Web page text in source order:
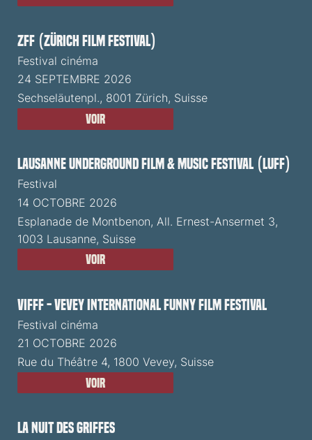
ZFF (Zürich Film Festival)
Festival cinéma
24 SEPTEMBRE 2026
Sechseläutenpl., 8001 Zürich, Suisse
Voir
Lausanne Underground Film & Music Festival (LUFF)
Festival
14 OCTOBRE 2026
Esplanade de Montbenon, All. Ernest-Ansermet 3,
1003 Lausanne, Suisse
Voir
VIFFF - Vevey International Funny Film Festival
Festival cinéma
21 OCTOBRE 2026
Rue du Théâtre 4, 1800 Vevey, Suisse
Voir
La Nuit des Griffes